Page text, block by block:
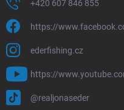
+420 607 846 855
https://
ederfishing.cz
https://
@realjonaseder